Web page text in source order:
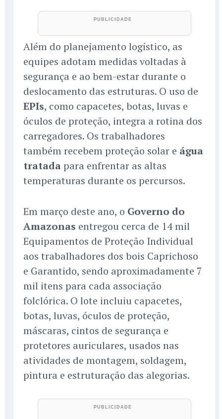
Além do planejamento logístico, as
equipes adotam medidas voltadas à
segurança e ao bem-estar durante o
deslocamento das estruturas. O uso de
EPIs, como capacetes, botas, luvas e
óculos de proteção, integra a rotina dos
carregadores. Os trabalhadores
também recebem proteção solar e água
tratada para enfrentar as altas
temperaturas durante os percursos.
Em março deste ano, o Governo do
Amazonas entregou cerca de 14 mil
Equipamentos de Proteção Individual
aos trabalhadores dos bois Caprichoso
e Garantido, sendo aproximadamente 7
mil itens para cada associação
folclórica. O lote incluiu capacetes,
botas, luvas, óculos de proteção,
máscaras, cintos de segurança e
protetores auriculares, usados nas
atividades de montagem, soldagem,
pintura e estruturação das alegorias.